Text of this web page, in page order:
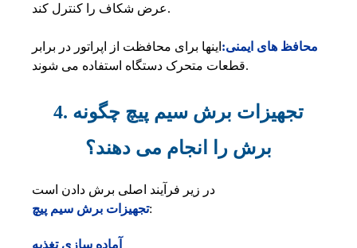
عرض شکاف را کنترل کند.
محافظ های ایمنی: اینها برای محافظت از اپراتور در برابر
قطعات متحرک دستگاه استفاده می شوند.
4. تجهیزات برش سیم پیچ چگونه
برش را انجام می دهند؟
در زیر فرآیند اصلی برش دادن است
تجهیزات برش سیم پیچ:
آماده سازی تغذیه